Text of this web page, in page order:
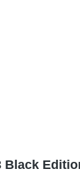
Black